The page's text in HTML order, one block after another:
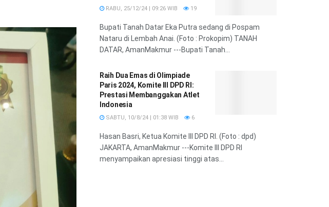
RABU, 25/12/24 | 09:26 WIB 19
Bupati Tanah Datar Eka Putra sedang di Pospam
Nataru di Lembah Anai. (Foto : Prokopim) TANAH
DATAR, AmanMakmur ---Bupati Tanah...
Raih Dua Emas di Olimpiade
Paris 2024, Komite III DPD RI:
Prestasi Membanggakan Atlet
Indonesia
SABTU, 10/8/24 | 01:38 WIB 6
Hasan Basri, Ketua Komite III DPD RI. (Foto : dpd)
JAKARTA, AmanMakmur ---Komite III DPD RI
menyampaikan apresiasi tinggi atas...